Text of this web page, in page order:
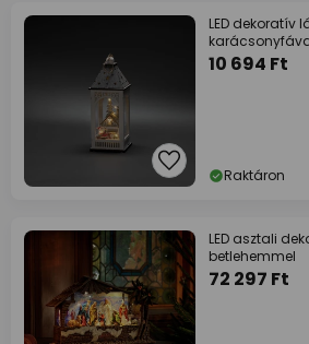
LED dekoratív
10 694 Ft
Raktáron
LED asztali
betlehemmel
72 297 Ft